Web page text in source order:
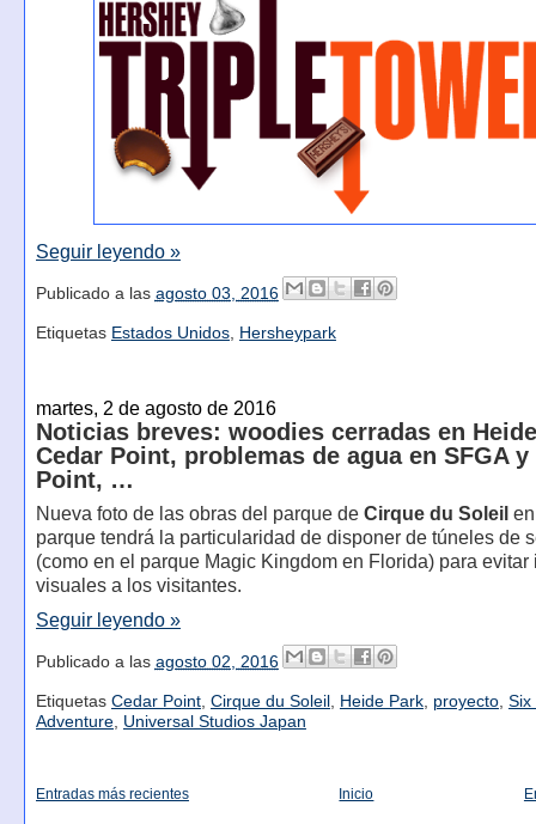
Seguir leyendo »
Publicado a las agosto 03, 2016
Etiquetas Estados Unidos, Hersheypark
martes, 2 de agosto de 2016
Noticias breves: woodies cerradas en
Cedar Point, problemas de agua en SFGA y
Point, …
Nueva foto de las obras del parque de Cirque du Soleil
parque tendrá la particularidad de disponer de túneles de
(como en el parque Magic Kingdom en Florida) para evitar
visuales a los visitantes.
Seguir leyendo »
Publicado a las agosto 02, 2016
Etiquetas Cedar Point, Cirque du Soleil Heide Park, proyecto, Six
Adventure, Universal Studios Japan
Entradas más recientes Inicio